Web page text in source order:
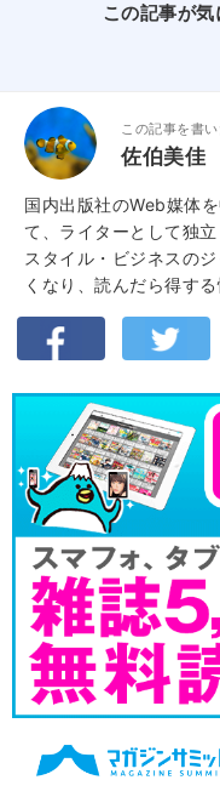
この記事が
この記事を書い
佐伯美佳
国内出版社のWeb媒体
て、ライターとして独
スタイル・ビジネスの
くなり、読んだら得す